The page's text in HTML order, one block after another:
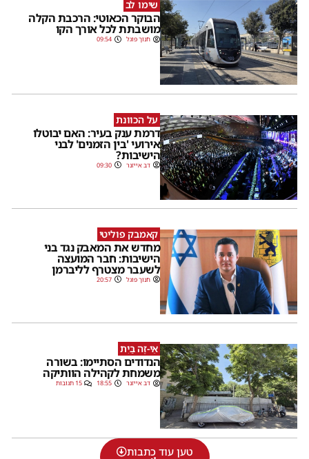
שימו לב
הבוקר הכאוטי: הרכבת הקלה
מושבתת לכל אורך הקו
חנוך פוגל 09:54
על הכוונת
דרמת ענק בעיר: האם יבוטלו
אירועי 'בין הזמנים' לבני
הישיבות?
דב אייזנר 09:30
קאמבק פוליטי
מחדש את המאבק נגד בני
הישיבות: חבר המועצה
לשעבר מצטרף לליברמן
חנוך פוגל 20:57
אֵי-זֶה בַּיִת
הנדודים הסתיימו: בשורה
משמחת לקהילה הוותיקה
דב אייזנר 18:55 15 תגובות
טען עוד כתבות